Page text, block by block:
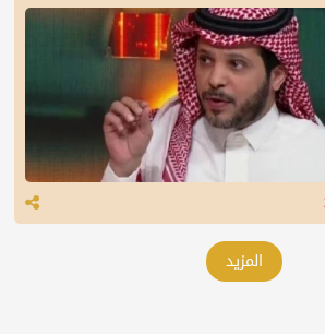
المزيد